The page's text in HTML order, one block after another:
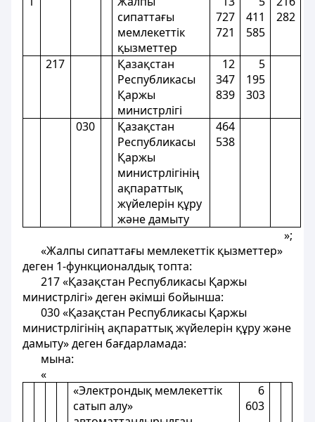
сипаттағы
мемлекеттiк
қызметтер
727
721
411
585
282
217
Қазақстан
Республикасы
Қаржы
министрлiгi
12
347
839
5
195
303
030
Қазақстан
Республикасы
Қаржы
министрлігінің
ақпараттық
жүйелерін құру
және дамыту
464
538
»;
«Жалпы сипаттағы мемлекеттiк қызметтер»
деген 1-функционалдық топта:
217 «Қазақстан Республикасы Қаржы
министрлiгi» деген әкімші бойынша:
030 «Қазақстан Республикасы Қаржы
министрлігінің ақпараттық жүйелерін құру және
дамыту» деген бағдарламада:
мына:
«
«Электрондық мемлекеттік
сатып алу»
6
603